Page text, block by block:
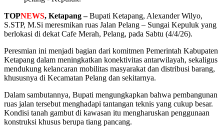
TOPNEWS, Ketapang –Bupati Ketapang, Alexander Wilyo,
S.STP, M.Si meresmikan ruas Jalan Pelang – Sungai Kepuluk yang
berlokasi di dekat Cafe Merah, Pelang, pada Sabtu (4/4/26).
Peresmian ini menjadi bagian dari komitmen Pemerintah Kabupaten
Ketapang dalam meningkatkan konektivitas antarwilayah, sekaligus
mendukung kelancaran mobilitas masyarakat dan distribusi barang,
khususnya di Kecamatan Pelang dan sekitarnya.
Dalam sambutannya, Bupati mengungkapkan bahwa pembangunan
ruas jalan tersebut menghadapi tantangan teknis yang cukup besar.
Kondisi tanah gambut di kawasan itu mengharuskan penggunaan
konstruksi khusus berupa tiang pancang.